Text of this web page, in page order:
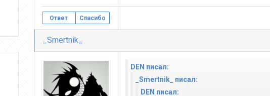
Ответ Спасибо
_Smertnik_
DEN писал:
_Smertnik_ писал:
DEN писал: